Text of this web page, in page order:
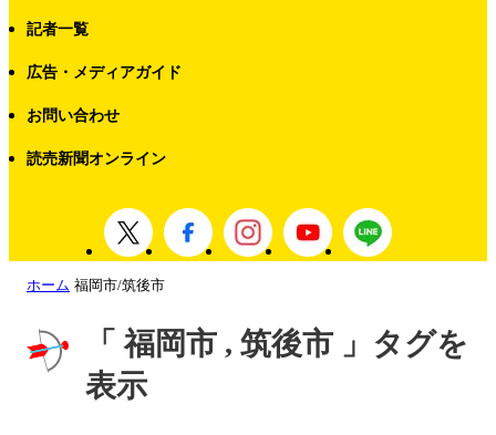
記者一覧
広告・メディアガイド
お問い合わせ
読売新聞オンライン
ホーム 福岡市/筑後市
「 福岡市 , 筑後市 」タグを
表示